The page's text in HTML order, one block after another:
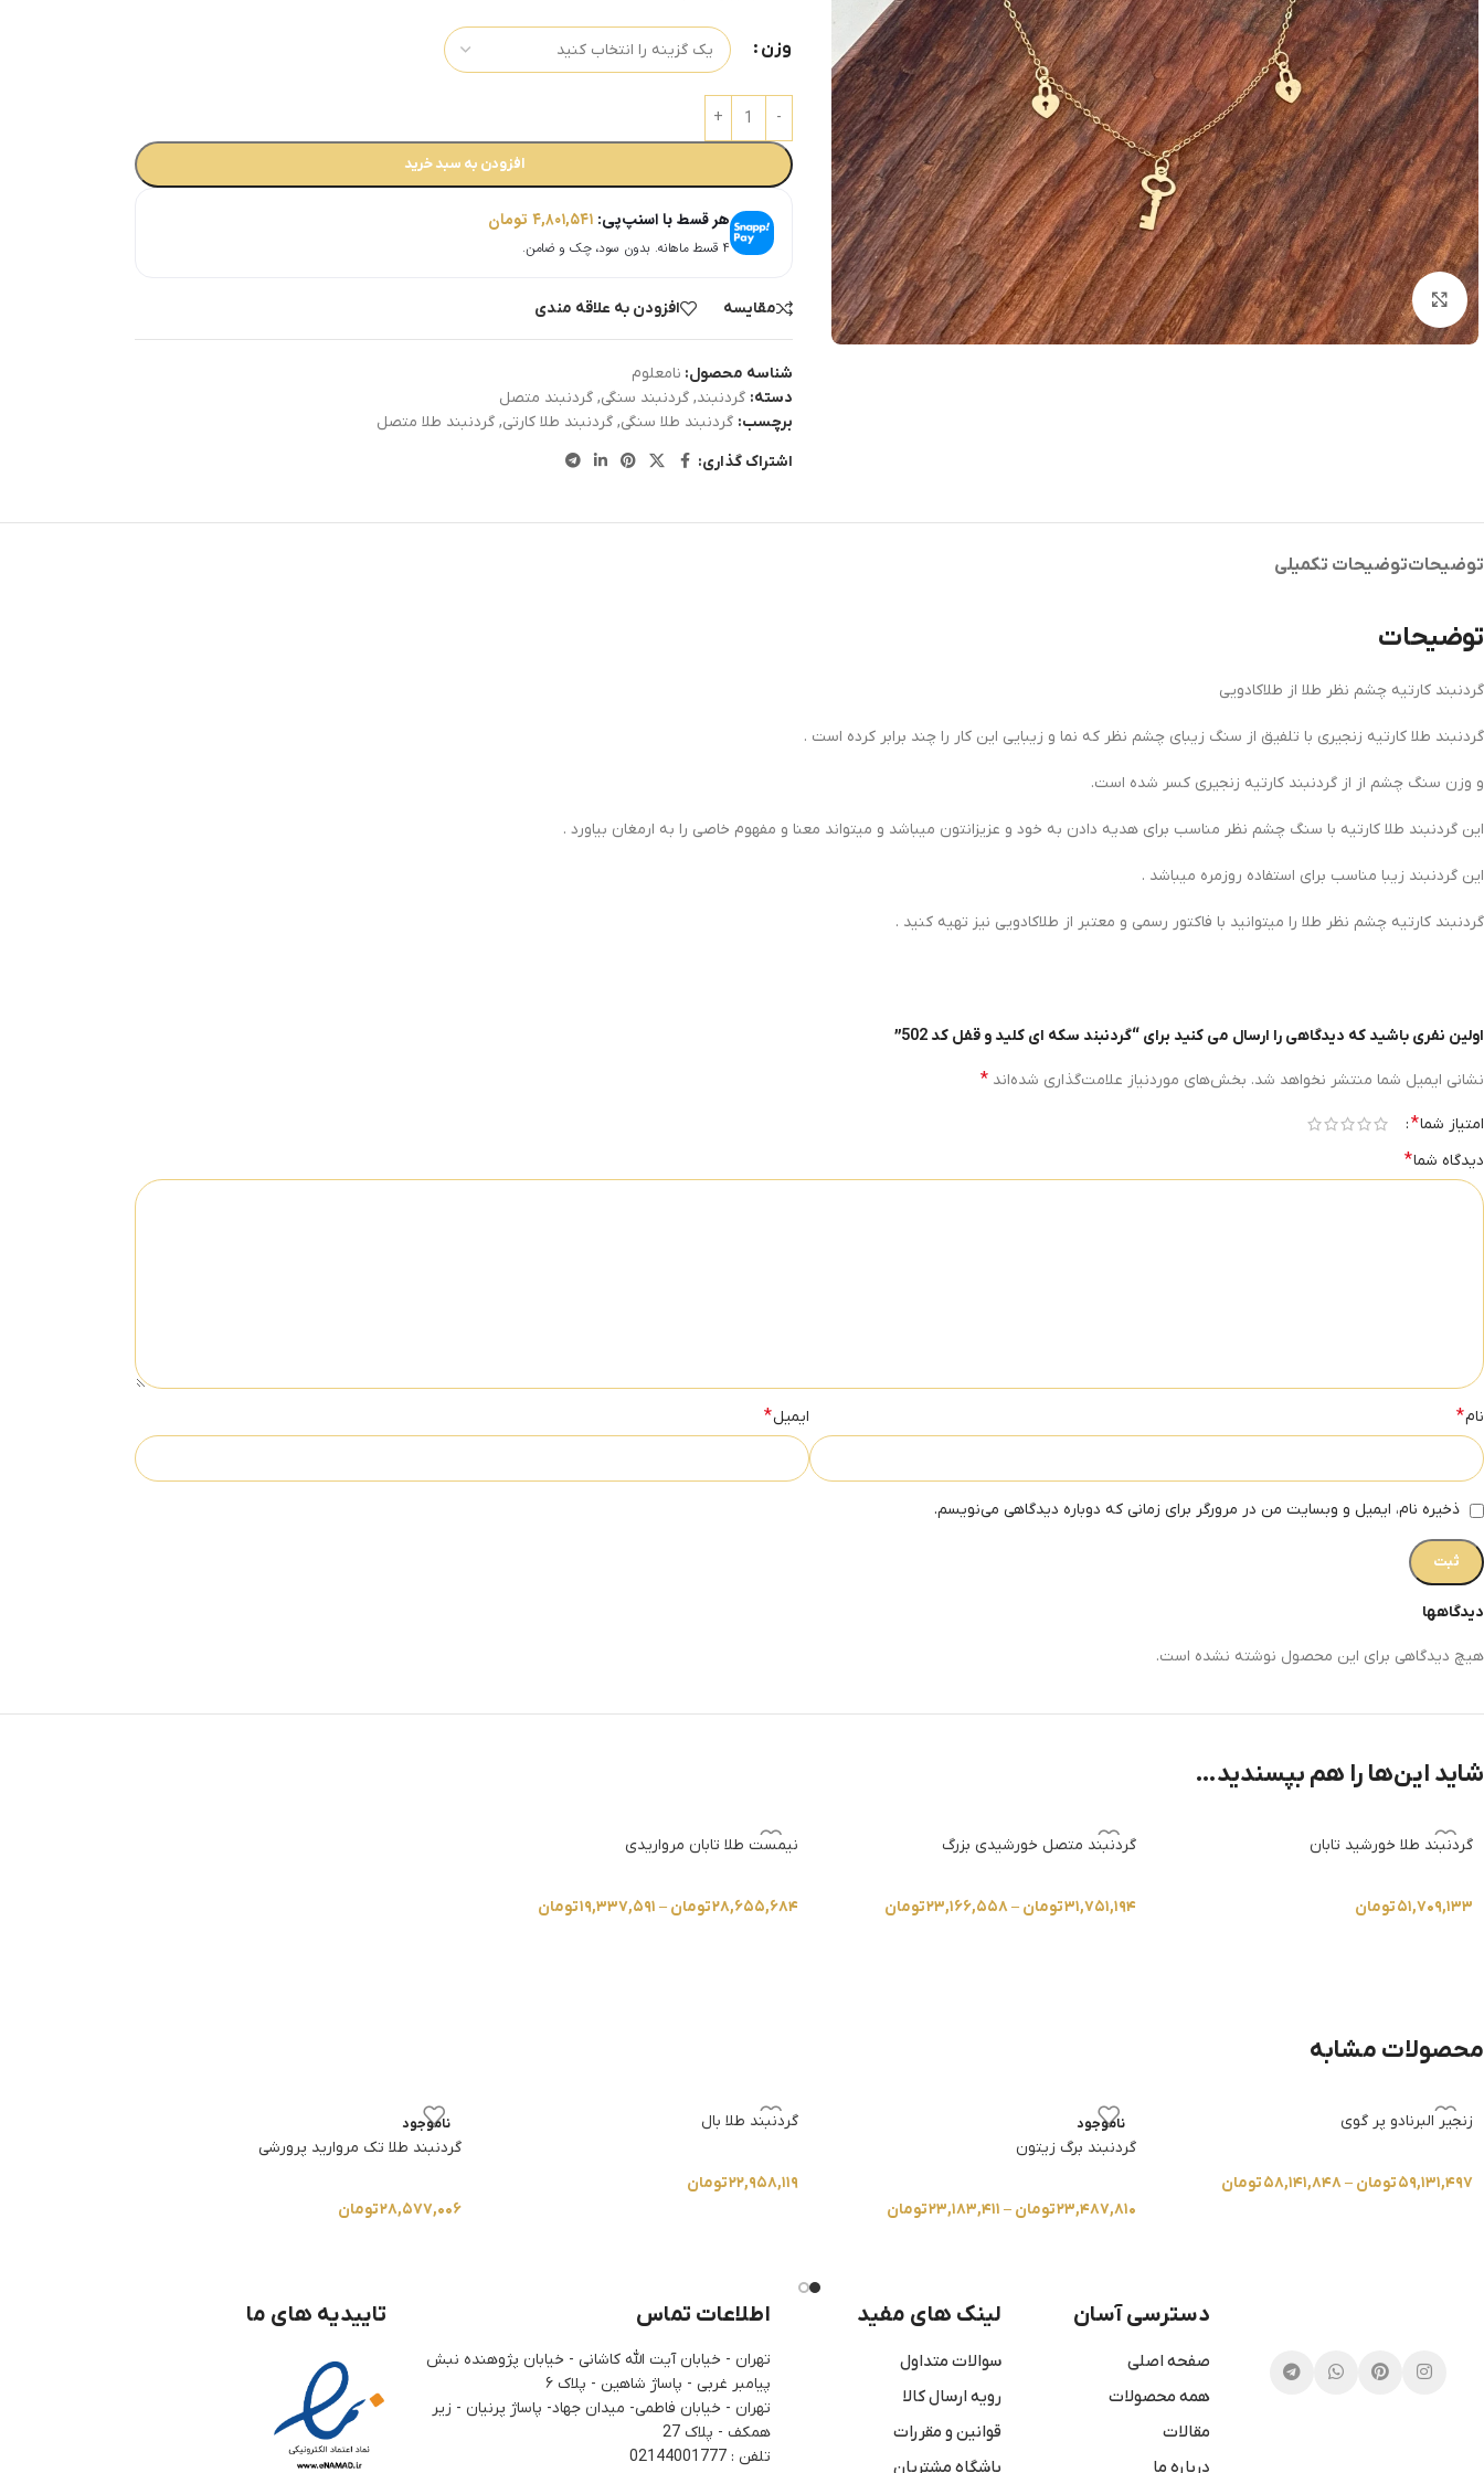
بزرگنمایی تصویر
وزن
افزودن به سبد خرید
هر قسط با اسنپ‌پی: ۴,۸۰۱,۵۴۱ تومان
۴ قسط ماهانه. بدون سود، چک و ضامن.
مقایسه افزودن به علاقه مندی
شناسه محصول: نامعلوم
دسته: گردنبند, گردنبند سنگی, گردنبند متصل
برچسب: گردنبند طلا سنگی, گردنبند طلا کارتی, گردنبند طلا متصل
اشتراک گذاری:
توضیحاتتوضیحات تکمیلی
توضیحات
گردنبند کارتیه چشم نظر طلا از طلاکادویی
گردنبند طلا کارتیه زنجیری با تلفیق از سنگ زیبای چشم نظر که نما و زیبایی این کار را چند برابر کرده است .
و وزن سنگ چشم از از گردنبند کارتیه زنجیری کسر شده است.
این گردنبند طلا کارتیه با سنگ چشم نظر مناسب برای هدیه دادن به خود و عزیزانتون میباشد و میتواند معنا و مفهوم خاصی را به ارمغان بیاورد .
این گردنبند زیبا مناسب برای استفاده روزمره میباشد .
گردنبند کارتیه چشم نظر طلا را میتوانید با فاکتور رسمی و معتبر از طلاکادویی نیز تهیه کنید .
دیدگاهها
هیچ دیدگاهی برای این محصول نوشته نشده است.
اولین نفری باشید که دیدگاهی را ارسال می کنید برای “گردنبند سکه ای کلید و قفل کد 502”
نشانی ایمیل شما منتشر نخواهد شد. بخش‌های موردنیاز علامت‌گذاری شده‌اند *
امتیاز شما*
دیدگاه شما*
نام* ایمیل*
ذخیره نام، ایمیل و وبسایت من در مرورگر برای زمانی که دوباره دیدگاهی می‌نویسم.
شاید این‌ها را هم بپسندید…
گردنبند طلا خورشید تابان
۵۱,۷۰۹,۱۳۳تومان
گردنبند متصل خورشیدی بزرگ
۳۱,۷۵۱,۱۹۴تومان –۲۳,۱۶۶,۵۵۸تومان
نیمست طلا تابان مرواریدی
۲۸,۶۵۵,۶۸۴تومان – ۱۹,۳۳۷,۵۹۱تومان
محصولات مشابه
زنجیر البرنادو پر گوی
۵۹,۱۳۱,۴۹۷تومان –۵۸,۱۴۱,۸۴۸تومان
ناموجود
گردنبند برگ زیتون
۲۳,۴۸۷,۸۱۰تومان – ۲۳,۱۸۳,۴۱۱تومان
گردنبند طلا بال
۲۲,۹۵۸,۱۱۹تومان
ناموجود
گردنبند طلا تک مروارید پرورشی
۲۸,۵۷۷,۰۰۶تومان
دسترسی آسان
صفحه اصلی
همه محصولات
مقالات
درباره ما
لینک های مفید
سوالات متداول
رویه ارسال کالا
قوانین و مقررات
باشگاه مشتریان
اطلاعات تماس
تهران - خیابان آیت الله کاشانی - خیابان پژوهنده نبش
پیامبر غربی - پاساژ شاهین - پلاک ۶
تهران - خیابان فاطمی- میدان جهاد- پاساژ پرنیان - زیر
همکف - پلاک 27
تلفن : 02144001777
تاییدیه های ما